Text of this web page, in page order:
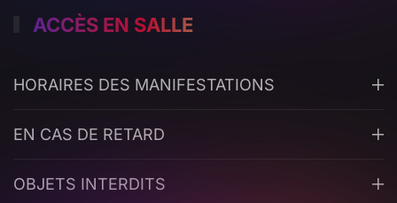
ACCÈS EN SALLE
HORAIRES DES MANIFESTATIONS
EN CAS DE RETARD
OBJETS INTERDITS